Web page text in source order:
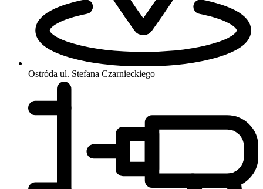
Ostróda ul. Stefana Czarnieckiego